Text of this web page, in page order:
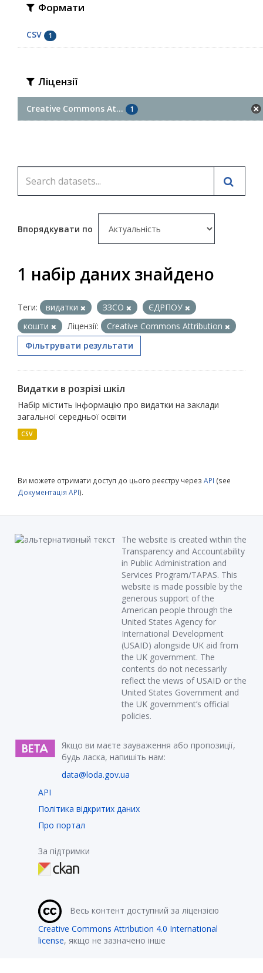
Формати
CSV 1
Ліцензії
Creative Commons At... 1
Впорядкувати по
1 набір даних знайдено
Теги: видатки ЗЗСО
ЄДРПОУ
кошти
Ліцензії:
Creative Commons Attribution
Фільтрувати результати
Видатки в розрізі шкіл
Набір містить інформацію про видатки на заклади
загальної середньої освіти
CSV
Ви можете отримати доступ до цього реєстру через API (see
Документація API).
The website is created within the
Transparency and Accountability
in Public Administration and
Services Program/TAPAS. This
website is made possible by the
generous support of the
American people through the
United States Agency for
International Development
(USAID) alongside UK aid from
the UK government. The
contents do not necessarily
reflect the views of USAID or the
United States Government and
the UK government’s official
policies.
Якщо ви маєте зауваження або пропозиції,
будь ласка, напишіть нам:
data@loda.gov.ua
API
Політика відкритих даних
Про портал
За підтримки
Весь контент доступний за ліцензією
Creative Commons Attribution 4.0 International
license, якщо не зазначено інше